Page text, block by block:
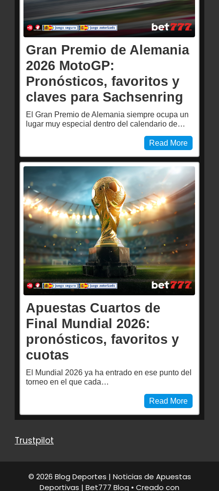
Gran Premio de Alemania
2026 MotoGP:
Pronósticos, favoritos y
claves para Sachsenring
El Gran Premio de Alemania siempre ocupa un
lugar muy especial dentro del calendario de…
Read More
Apuestas Cuartos de
Final Mundial 2026:
pronósticos, favoritos y
cuotas
El Mundial 2026 ya ha entrado en ese punto del
torneo en el que cada…
Read More
Trustpilot
© 2026 Blog Deportes | Noticias de Apuestas
Deportivas | Bet777 Blog • Creado con